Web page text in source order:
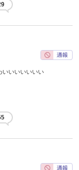
いいいいいいい